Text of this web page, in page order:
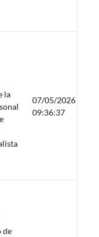
la
07/05/2026
09:36:37
de